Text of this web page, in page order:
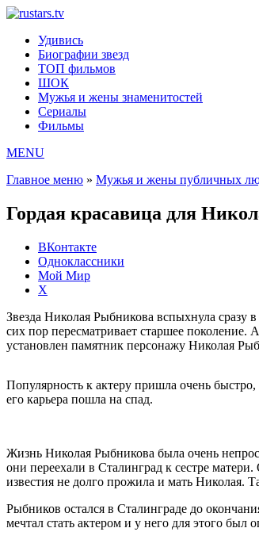
Удивись
Биографии звезд
ТОП фильмов
ШОК
Мужья и жены знаменитостей
Сериалы
Фильмы
MENU
Главное меню » Мужья и жены публичных
Гордая красавица для
ВКонтакте
Одноклассники
Мой Мир
X
Звезда Николая Рыбникова вспыхнула сразу
сих пор пересматривает старшее
установлен памятник персонажу Николая
Популярность к актеру пришла очень
его карьера пошла на спад.
Жизнь Николая Рыбникова была очень
они переехали в Сталинград к сестре
известия не долго прожила и мать Николая.
Рыбников остался в Сталинграде до
мечтал стать актером и у него для этого был